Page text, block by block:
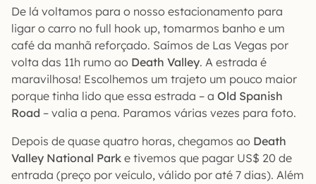
De lá voltamos para o nosso estacionamento para
ligar o carro no full hook up, tomarmos banho e um
café da manhã reforçado. Saímos de Las Vegas por
volta das 11h rumo ao Death Valley. A estrada é
maravilhosa! Escolhemos um trajeto um pouco maior
porque tinha lido que essa estrada – a Old Spanish
Road – valia a pena. Paramos várias vezes para foto.
Depois de quase quatro horas, chegamos ao Death
Valley National Park e tivemos que pagar US$ 20 de
entrada (preço por veículo, válido por até 7 dias). Além